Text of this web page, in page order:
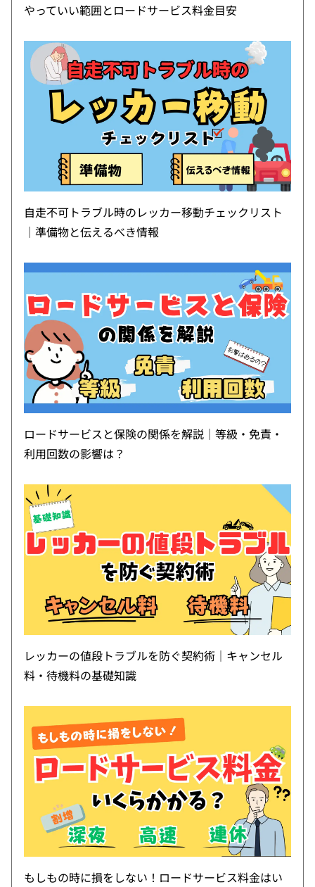
やっていい範囲とロードサービス料金目安
自走不可トラブル時のレッカー移動チェックリスト
｜準備物と伝えるべき情報
ロードサービスと保険の関係を解説｜等級・免責・
利用回数の影響は？
レッカーの値段トラブルを防ぐ契約術｜キャンセル
料・待機料の基礎知識
もしもの時に損をしない！ロードサービス料金はい